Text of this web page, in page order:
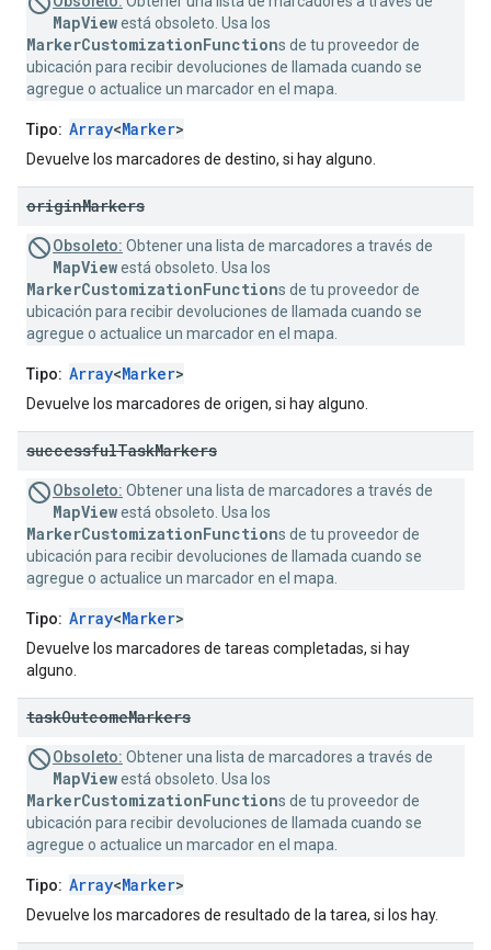
MapViewestá obsoleto. Usa los
MarkerCustomizationFunctions de tu proveedor de
ubicación para recibir devoluciones de llamada cuando se
agregue o actualice un marcador en el mapa.
Tipo: Array<Marker>
Devuelve los marcadores de destino, si hay alguno.
originMarkers
Obsoleto: Obtener una lista de marcadores a través de
MapViewestá obsoleto. Usa los
MarkerCustomizationFunctions de tu proveedor de
ubicación para recibir devoluciones de llamada cuando se
agregue o actualice un marcador en el mapa.
Tipo: Array<Marker>
Devuelve los marcadores de origen, si hay alguno.
successfulTaskMarkers
Obsoleto: Obtener una lista de marcadores a través de
MapViewestá obsoleto. Usa los
MarkerCustomizationFunctions de tu proveedor de
ubicación para recibir devoluciones de llamada cuando se
agregue o actualice un marcador en el mapa.
Tipo: Array<Marker>
Devuelve los marcadores de tareas completadas, si hay
alguno.
taskOutcomeMarkers
Obsoleto: Obtener una lista de marcadores a través de
MapViewestá obsoleto. Usa los
MarkerCustomizationFunctions de tu proveedor de
ubicación para recibir devoluciones de llamada cuando se
agregue o actualice un marcador en el mapa.
Tipo: Array<Marker>
Devuelve los marcadores de resultado de la tarea, si los hay.